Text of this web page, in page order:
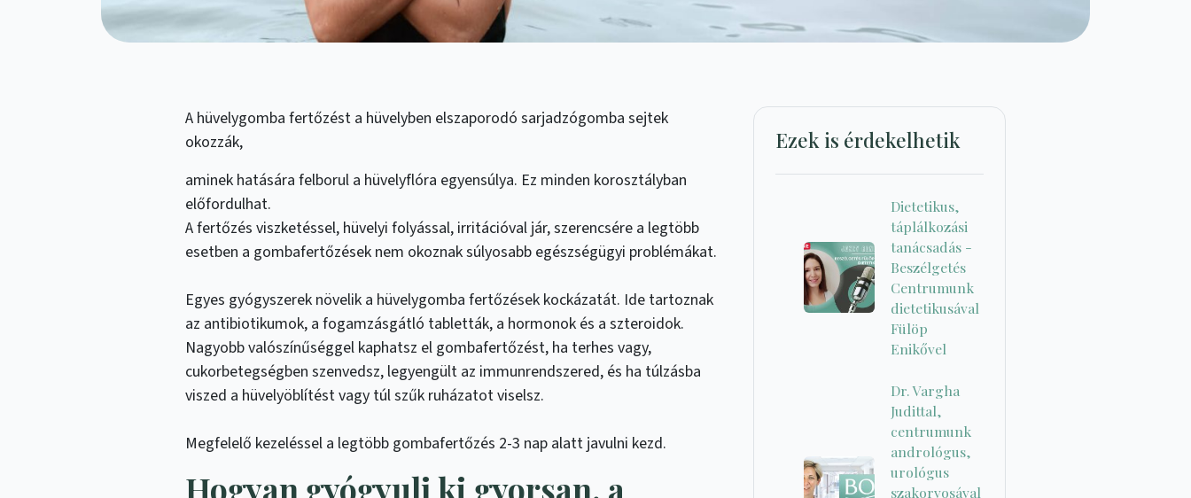
A hüvelygomba fertőzést a hüvelyben elszaporodó sarjadzógomba sejtek
okozzák,
aminek hatására felborul a hüvelyflóra egyensúlya. Ez minden korosztályban
előfordulhat.
A fertőzés viszketéssel, hüvelyi folyással, irritációval jár, szerencsére a legtöbb
esetben a gombafertőzések nem okoznak súlyosabb egészségügyi problémákat.
Egyes gyógyszerek növelik a hüvelygomba fertőzések kockázatát. Ide tartoznak
az antibiotikumok, a fogamzásgátló tabletták, a hormonok és a szteroidok.
Nagyobb valószínűséggel kaphatsz el gombafertőzést, ha terhes vagy,
cukorbetegségben szenvedsz, legyengült az immunrendszered, és ha túlzásba
viszed a hüvelyöblítést vagy túl szűk ruházatot viselsz.
Megfelelő kezeléssel a legtöbb gombafertőzés 2-3 nap alatt javulni kezd.
Hogyan gyógyulj ki gyorsan, a
Ezek is érdekelhetik
Dietetikus,
táplálkozási
tanácsadás -
Beszélgetés
Centrumunk
dietetikusával
Fülöp
Enikővel
Dr. Vargha
Judittal,
centrumunk
andrológus,
urológus
szakorvosával